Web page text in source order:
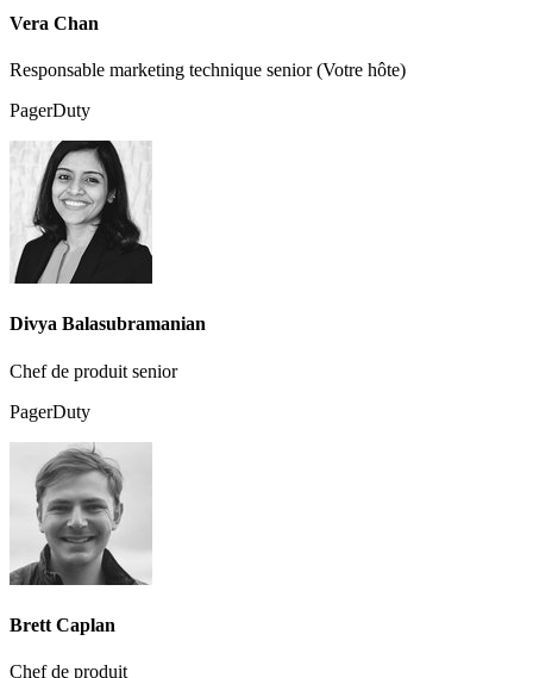
Vera Chan
Responsable marketing technique senior (Votre hôte)
PagerDuty
Divya Balasubramanian
Chef de produit senior
PagerDuty
Brett Caplan
Chef de produit